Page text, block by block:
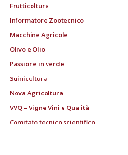
Frutticoltura
Informatore Zootecnico
Macchine Agricole
Olivo e Olio
Passione in verde
Suinicoltura
Nova Agricoltura
VVQ – Vigne Vini e Qualità
Comitato tecnico scientifico